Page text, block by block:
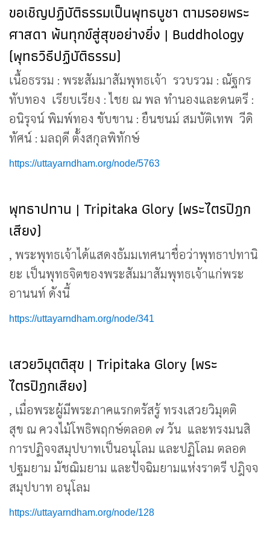
ขอเชิญปฏิบัติธรรมเป็นพุทธบูชา ตามรอยพระ
ศาสดา พ้นทุกข์สู่สุขอย่างยิ่ง | Buddhology
(พุทธวิธีปฏิบัติธรรม)
เนื้อธรรม : พระสัมมาสัมพุทธเจ้า รวบรวม : ณัฐกร
ทับทอง เรียบเรียง : ไชย ณ พล ทำนองและดนตรี :
อนิรุจน์ พิมพ์ทอง ขับขาน : ยืนชนม์ สมบัติเทพ วีดิ
ทัศน์ : มลฤดี ตั้งสกุลพิทักษ์
https://uttayarndham.org/node/5763
พุทธาปทาน | Tripitaka Glory (พระไตรปิฎก
เสียง)
, พระพุทธเจ้าได้แสดงธัมมเทศนาชื่อว่าพุทธาปทานิ
ยะ เป็นพุทธจิตของพระสัมมาสัมพุทธเจ้าแก่พระ
อานนท์ ดังนี้
https://uttayarndham.org/node/341
เสวยวิมุตติสุข | Tripitaka Glory (พระ
ไตรปิฎกเสียง)
, เมื่อพระผู้มีพระภาคแรกตรัสรู้ ทรงเสวยวิมุตติ
สุข ณ ควงไม้โพธิพฤกษ์ตลอด ๗ วัน และทรงมนสิ
การปฏิจจสมุปบาทเป็นอนุโลม และปฏิโลม ตลอด
ปฐมยาม มัชฌิมยาม และปัจฉิมยามแห่งราตรี ปฎิจจ
สมุปบาท อนุโลม
https://uttayarndham.org/node/128